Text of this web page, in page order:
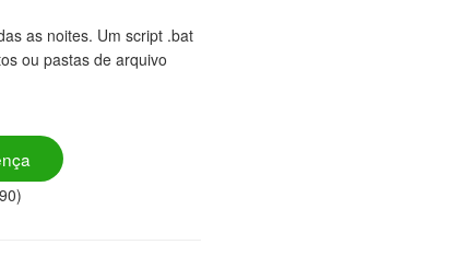
as noites. Um script .bat
ou pastas de arquivo